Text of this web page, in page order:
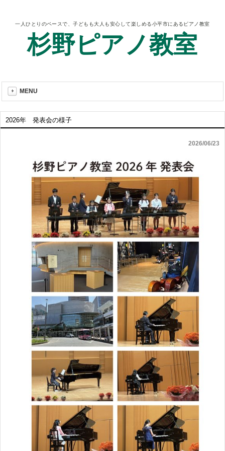
一人ひとりのペースで、子どもも大人も安心して楽しめる小平市にあるピアノ教室
杉野ピアノ教室
MENU
2026年 発表会の様子
2026/06/23